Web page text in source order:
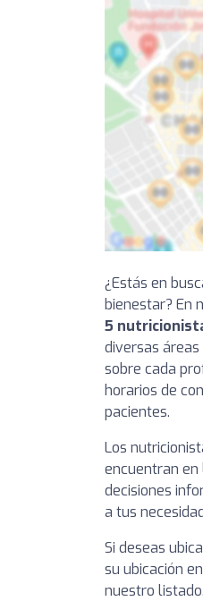
¿Estás en
bienestar? En
5
diversas
sobre cada
horarios de
pacientes.
Los
encuentran
decisiones
a tus
Si deseas
su ubicación
nuestro